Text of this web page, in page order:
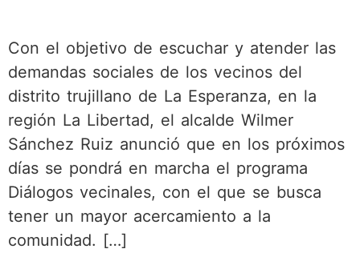
Con el objetivo de escuchar y atender las
demandas sociales de los vecinos del
distrito trujillano de La Esperanza, en la
región La Libertad, el alcalde Wilmer
Sánchez Ruiz anunció que en los próximos
días se pondrá en marcha el programa
Diálogos vecinales, con el que se busca
tener un mayor acercamiento a la
comunidad. […]